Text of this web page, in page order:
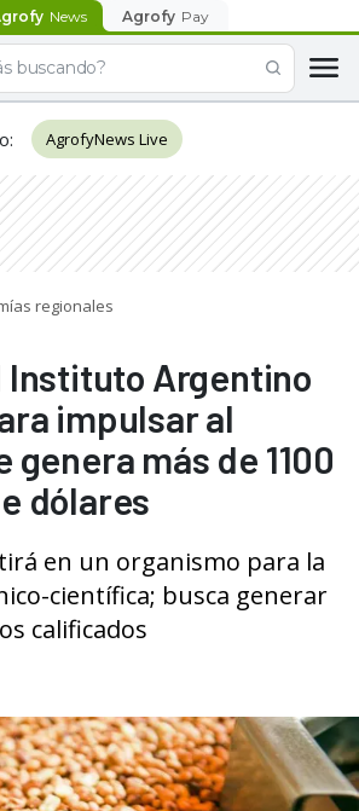
News Agrofy Pay
: AgrofyNews Live
regionales
Instituto Argentino
impulsar al
genera más de 1100
dólares
en un organismo para la
científica; busca generar
calificados